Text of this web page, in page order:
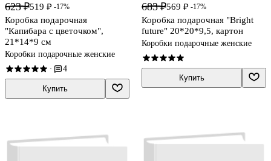
623 ₽519 ₽ -17%
Коробка подарочная
"Капибара с цветочком",
21*14*9 см
Коробки подарочные женские
· 4
Купить
683 ₽569 ₽ -17%
Коробка подарочная "Bright
future" 20*20*9,5, картон
Коробки подарочные женские
Купить